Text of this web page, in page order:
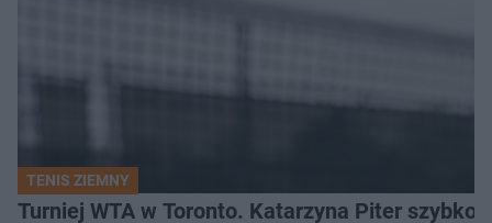
TENIS ZIEMNY
Turniej WTA w Toronto. Katarzyna Piter szybko